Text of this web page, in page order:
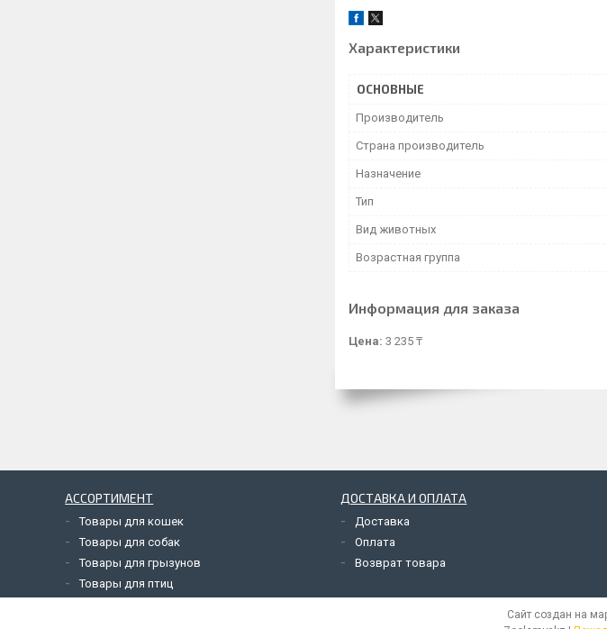
Характеристики
ОСНОВНЫЕ
Производитель
Страна производитель
Назначение
Тип
Вид животных
Возрастная группа
Информация для заказа
Цена: 3 235 ₸
АССОРТИМЕНТ
Товары для кошек
Товары для собак
Товары для грызунов
Товары для птиц
ДОСТАВКА И ОПЛАТА
Доставка
Оплата
Возврат товара
Сайт создан на